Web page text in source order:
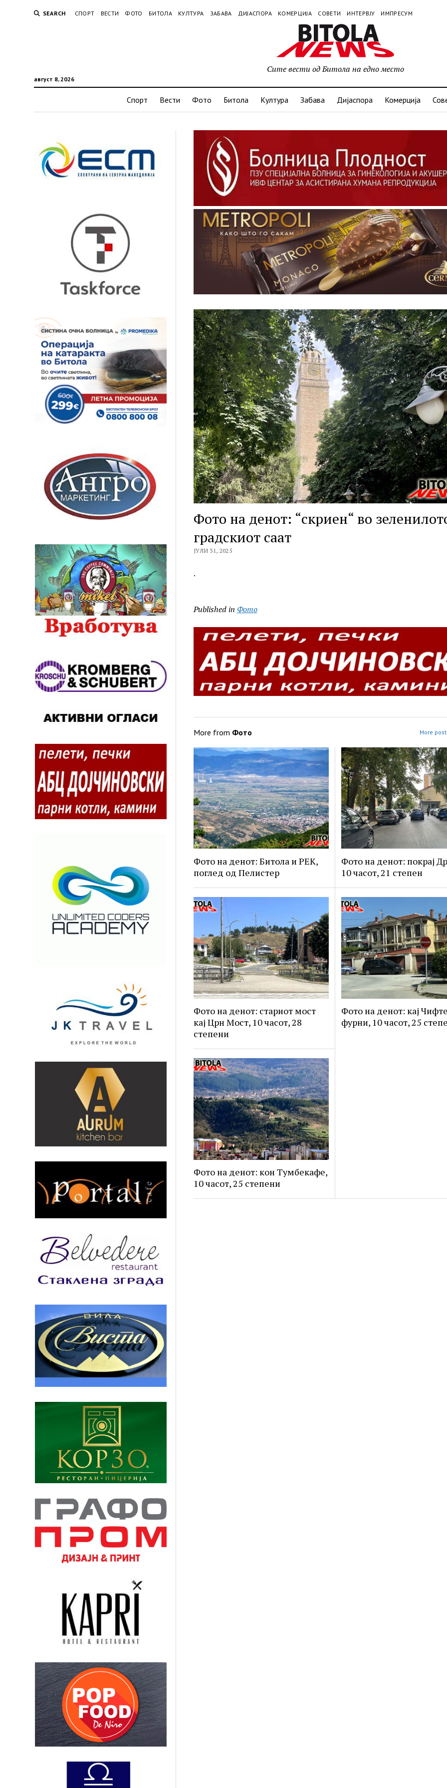
SEARCH СПОРТ ВЕСТИ ФОТО БИТОЛА КУЛТУРА ЗАБАВА ДИЈАСПОРА КОМЕРЦИЈА СОВЕТИ ИНТЕРВЈУ ИМПРЕСУМ
август 8, 2026
Сите вести од Битола на едно место
Спорт Вести Фото Битола Култура Забава Дијаспора Комерција
Фото на денот: “скриен“ во
градскиот саат
ЈУЛИ 31, 2025
.
Published in Фото
More from Фото More
Фото на денот: Битола и РЕК,
поглед од Пелистер
Фото на денот: покрај
10 часот, 21 степен
Фото на денот: стариот мост
кај Црн Мост, 10 часот, 28
степени
Фото на денот: кај
фурни, 10 часот, 25
Фото на денот: кон Тумбекафе,
10 часот, 25 степени